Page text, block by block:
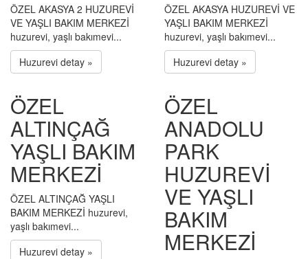
ÖZEL AKASYA 2 HUZUREVİ
VE YAŞLI BAKIM MERKEZİ
huzurevi, yaşlı bakımevi...
Huzurevi detay »
ÖZEL AKASYA HUZUREVİ VE
YAŞLI BAKIM MERKEZİ
huzurevi, yaşlı bakımevi...
Huzurevi detay »
ÖZEL
ALTINÇAĞ
YAŞLI BAKIM
MERKEZİ
ÖZEL ALTINÇAĞ YAŞLI
BAKIM MERKEZİ huzurevi,
yaşlı bakımevi...
Huzurevi detay »
ÖZEL
ANADOLU
PARK
HUZUREVİ
VE YAŞLI
BAKIM
MERKEZİ